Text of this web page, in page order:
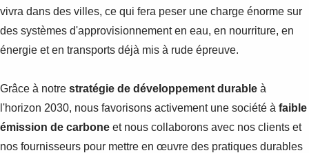
See more products
Shopping list preview
0
vivra dans des villes, ce qui fera peser une charge énorme sur
des systèmes d'approvisionnement en eau, en nourriture, en
énergie et en transports déjà mis à rude épreuve.
Grâce à notre stratégie de développement durable à
l'horizon 2030, nous favorisons activement une société à faible
émission de carbone et nous collaborons avec nos clients et
nos fournisseurs pour mettre en œuvre des pratiques durables